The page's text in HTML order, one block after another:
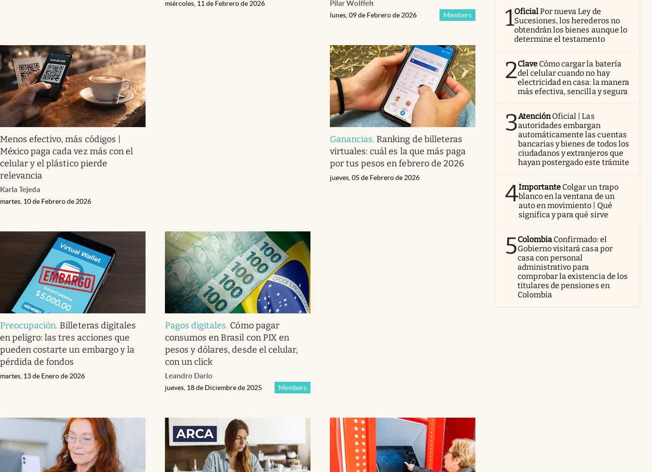
miércoles, 11 de Febrero de 2026 Pilar Wolffelt
Members
lunes, 09 de Febrero de 2026
Menos efectivo, más códigos |
México paga cada vez más con el
celular y el plástico pierde
relevancia
Karla Tejeda
martes, 10 de Febrero de 2026
Ganancias. Ranking de billeteras
virtuales: cuál es la que más paga
por tus pesos en febrero de 2026
jueves, 05 de Febrero de 2026
Preocupación. Billeteras digitales
en peligro: las tres acciones que
pueden costarte un embargo y la
pérdida de fondos
martes, 13 de Enero de 2026
Pagos digitales. Cómo pagar
consumos en Brasil con PIX en
pesos y dólares, desde el celular,
con un click
Leandro Dario
Members
jueves, 18 de Diciembre de 2025
1OficialPor nueva Ley de
Sucesiones, los herederos no
obtendrán los bienes aunque lo
determine el testamento
2Clave Cómo cargar la batería
del celular cuando no hay
electricidad en casa: la manera
más efectiva, sencilla y segura
3AtenciónOficial | Las
autoridades embargan
automáticamente las cuentas
bancarias y bienes de todos los
ciudadanos y extranjeros que
hayan postergado este trámite
4Importante Colgar un trapo
blanco en la ventana de un
auto en movimiento | Qué
significa y para qué sirve
5Colombia Confirmado: el
Gobierno visitará casa por
casa con personal
administrativo para
comprobar la existencia de los
titulares de pensiones en
Colombia